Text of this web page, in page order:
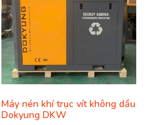
Máy nén khí trục vít không dầu
Dokyung DKW